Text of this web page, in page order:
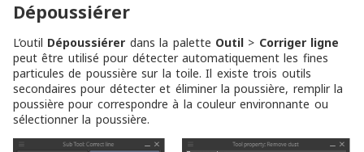
Dépoussiérer
L’outil Dépoussiérer dans la palette Outil > Corriger ligne
peut être utilisé pour détecter automatiquement les fines
particules de poussière sur la toile. Il existe trois outils
secondaires pour détecter et éliminer la poussière, remplir la
poussière pour correspondre à la couleur environnante ou
sélectionner la poussière.